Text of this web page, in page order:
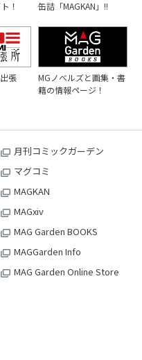
！
缶詰「MAGKAN」!!
張
MGノベルズと画集・書
籍の情報ページ！
月刊コミックガーデン
マグコミ
MAGKAN
MAGxiv
MAG Garden BOOKS
MAGGarden Info
MAG Garden Online Store